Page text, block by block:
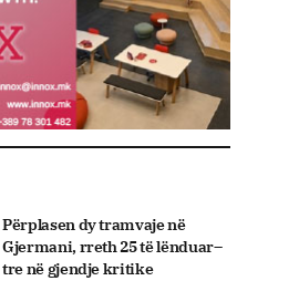
Përplasen dy tramvaje në
Gjermani, rreth 25 të lënduar–
tre në gjendje kritike